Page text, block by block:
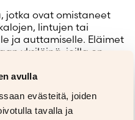
avulla
evästeitä, joiden
tavalla ja
jotka ovat omistaneet
lintujen tai
ja auttamiselle. Eläimet
yksilöinä, joilla on
paljon paremmin kuin
luonnosta ja